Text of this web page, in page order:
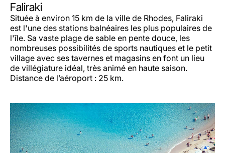
Faliraki
Située à environ 15 km de la ville de Rhodes, Faliraki
est l'une des stations balnéaires les plus populaires de
l'île. Sa vaste plage de sable en pente douce, les
nombreuses possibilités de sports nautiques et le petit
village avec ses tavernes et magasins en font un lieu
de villégiature idéal, très animé en haute saison.
Distance de l’aéroport : 25 km.